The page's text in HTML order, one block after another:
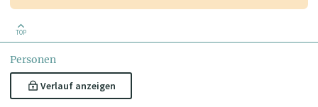
TOP
Personen
Verlauf anzeigen